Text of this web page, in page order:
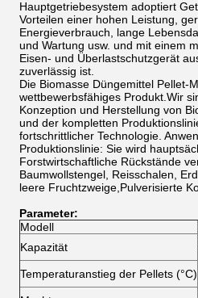
Hauptgetriebesystem adoptiert
Vorteilen einer hohen Leistung,
Energieverbrauch, lange
und Wartung usw. und mit einem
Eisen- und Überlastschutzgerät
zuverlässig ist.
Die Biomasse Düngemittel Pellet-
wettbewerbsfähiges Produkt.Wir
Konzeption und Herstellung von
und der kompletten
fortschrittlicher Technologie.
Produktionslinie: Sie wird
Forstwirtschaftliche Rückstände
Baumwollstengel, Reisschalen,
leere Fruchtzweige,Pulverisierte
Parameter:
Modell
Kapazität
Temperaturanstieg der Pellets (°C)